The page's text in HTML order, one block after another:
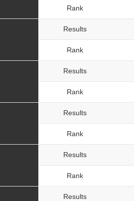
Rank
Results
Rank
Results
Rank
Results
Rank
Results
Rank
Results